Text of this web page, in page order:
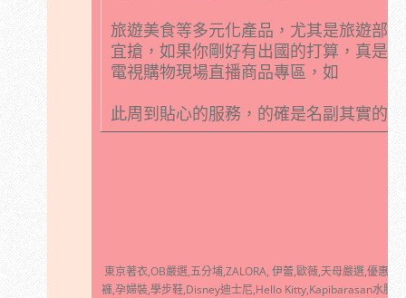
旅遊美食等多元化產品，尤其是旅遊部
宜搶，如果你剛好有出國的打算，真是
電視購物現場直播商品專區，如
此周到貼心的服務，的確是名副其實的
東京著衣,OB嚴選,五分埔,ZALORA, 伊蕾,歐薇,天母嚴選,優惠
褲,孕婦裝,學步鞋,Disney迪士尼,Hello Kitty,Kapibarasan水豚